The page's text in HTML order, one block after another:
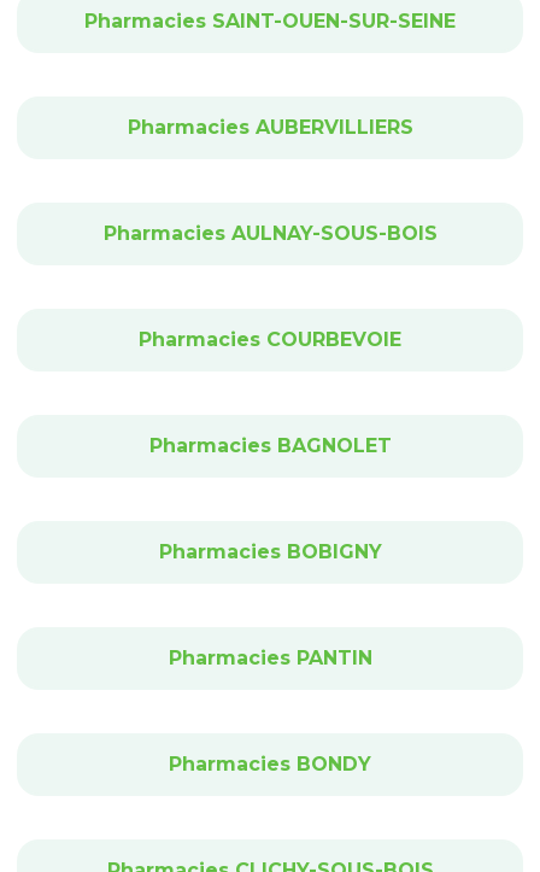
Pharmacies SAINT-OUEN-SUR-SEINE
Pharmacies AUBERVILLIERS
Pharmacies AULNAY-SOUS-BOIS
Pharmacies COURBEVOIE
Pharmacies BAGNOLET
Pharmacies BOBIGNY
Pharmacies PANTIN
Pharmacies BONDY